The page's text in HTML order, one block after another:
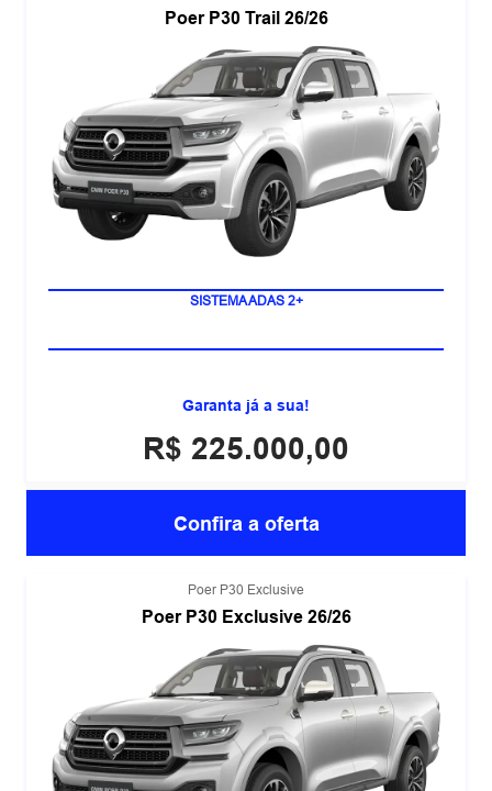
Poer P30 Trail 26/26
Garanta já a sua!
R$ 225.000,00
Confira a oferta
Poer P30 Exclusive
Poer P30 Exclusive 26/26